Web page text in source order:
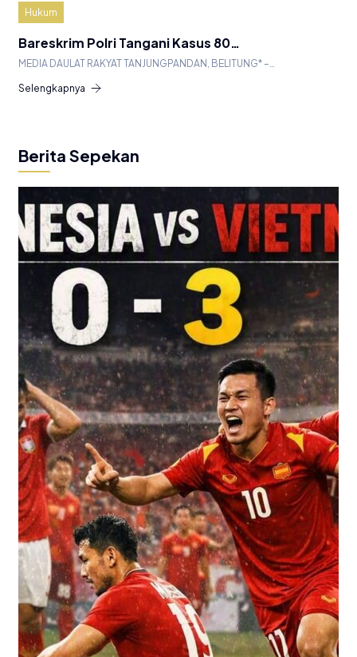
Hukum
Bareskrim Polri Tangani Kasus 80…
MEDIA DAULAT RAKYAT TANJUNGPANDAN, BELITUNG* –…
Selengkapnya
Berita Sepekan